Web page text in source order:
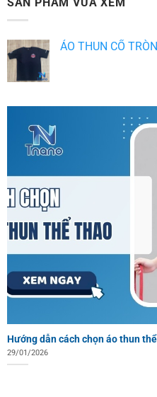
SẢN PHẨM VỪA XEM
ÁO THUN CỔ
Hướng dẫn cách chọn áo thun
29/01/2026